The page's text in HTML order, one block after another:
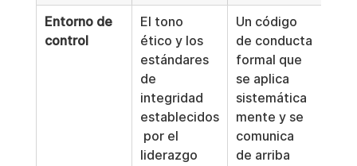
Entorno de
control
El tono
ético y los
estándares
de
integridad
establecidos
por el
liderazgo
Un código
de conducta
formal que
se aplica
sistemática
mente y se
comunica
de arriba